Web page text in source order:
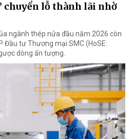
chuyển lỗ thành lãi nhờ
ngành thép nửa đầu năm 2026 còn
Đầu tư Thương mại SMC (HoSE:
dòng ấn tượng.